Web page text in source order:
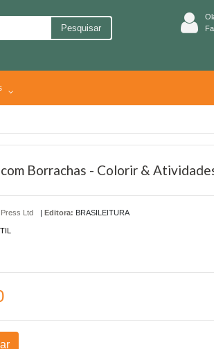
Pesquisar
Borrachas - Colorir &
Ltd | Editora: BRASILEITURA